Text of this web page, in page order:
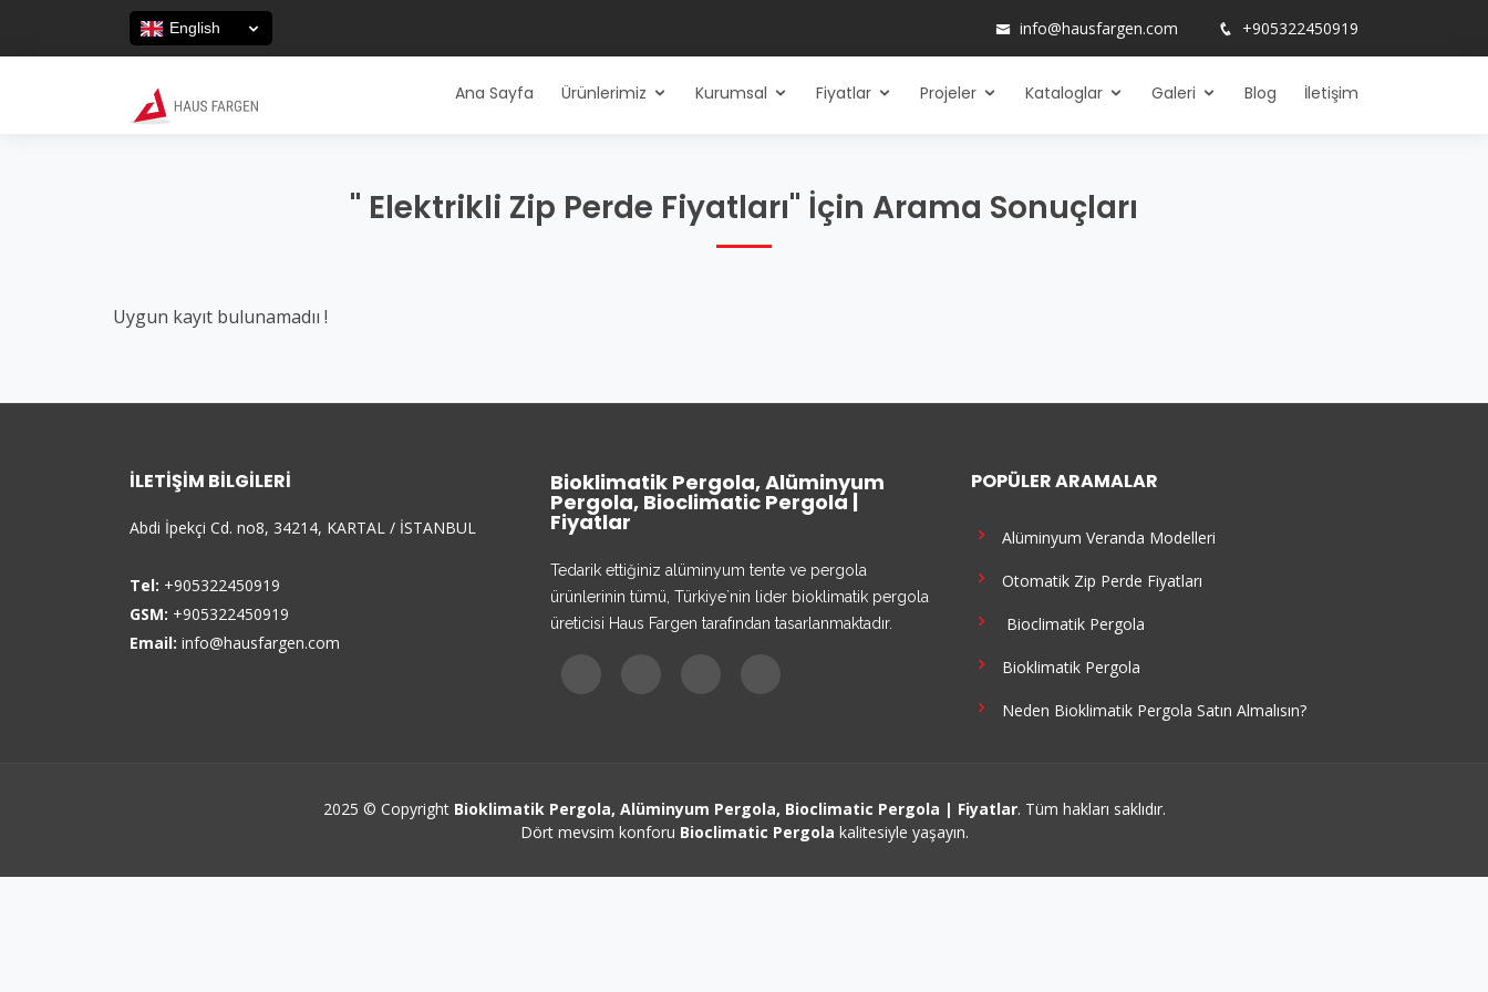
English info@hausfargen.com +905322450919
Ana Sayfa Ürünlerimiz Kurumsal Fiyatlar Projeler Kataloglar Galeri Blog İletişim
" Elektrikli Zip Perde Fiyatları" İçin Arama Sonuçları
Uygun kayıt bulunamadıı !
İLETIŞIM BILGILERI
Abdi İpekçi Cd. no8, 34214, KARTAL / İSTANBUL
Tel: +905322450919
GSM: +905322450919
Email: info@hausfargen.com
Bioklimatik Pergola, Alüminyum
Pergola, Bioclimatic Pergola |
Fiyatlar
Tedarik ettiğiniz alüminyum tente ve pergola
ürünlerinin tümü, Türkiye`nin lider bioklimatik pergola
üreticisi Haus Fargen tarafından tasarlanmaktadır.
POPÜLER ARAMALAR
Alüminyum Veranda Modelleri
Otomatik Zip Perde Fiyatları
Bioclimatik Pergola
Bioklimatik Pergola
Neden Bioklimatik Pergola Satın Almalısın?
2025 © Copyright Bioklimatik Pergola, Alüminyum Pergola, Bioclimatic Pergola | Fiyatlar. Tüm hakları saklıdır.
Dört mevsim konforu Bioclimatic Pergola kalitesiyle yaşayın.